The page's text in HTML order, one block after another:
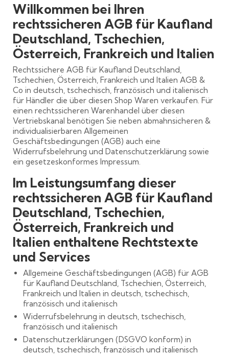
Willkommen bei Ihren
rechtssicheren AGB für Kaufland
Deutschland, Tschechien,
Österreich, Frankreich und Italien
Rechtssichere AGB für Kaufland Deutschland,
Tschechien, Österreich, Frankreich und Italien AGB &
Co in deutsch, tschechisch, französisch und italienisch
für Händler die über diesen Shop Waren verkaufen. Für
einen rechtssicheren Warenhandel über diesen
Vertriebskanal benötigen Sie neben abmahnsicheren &
individualisierbaren Allgemeinen
Geschäftsbedingungen (AGB) auch eine
Widerrufsbelehrung und Datenschutzerklärung sowie
ein gesetzeskonformes Impressum.
Im Leistungsumfang dieser
rechtssicheren AGB für Kaufland
Deutschland, Tschechien,
Österreich, Frankreich und
Italien enthaltene Rechtstexte
und Services
Allgemeine Geschäftsbedingungen (AGB) für AGB
für Kaufland Deutschland, Tschechien, Österreich,
Frankreich und Italien in deutsch, tschechisch,
französisch und italienisch
Widerrufsbelehrung in deutsch, tschechisch,
französisch und italienisch
Datenschutzerklärungen (DSGVO konform) in
deutsch, tschechisch, französisch und italienisch